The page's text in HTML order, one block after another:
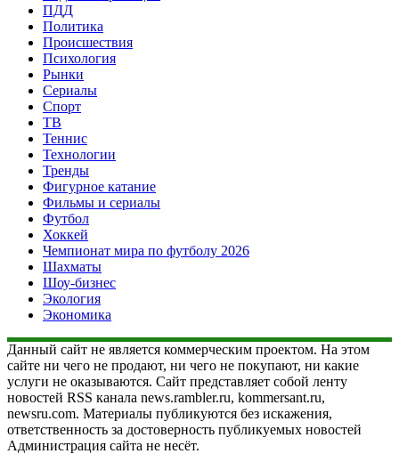
ПДД
Политика
Происшествия
Психология
Рынки
Сериалы
Спорт
ТВ
Теннис
Технологии
Тренды
Фигурное катание
Фильмы и сериалы
Футбол
Хоккей
Чемпионат мира по футболу 2026
Шахматы
Шоу-бизнес
Экология
Экономика
Данный сайт не является коммерческим проектом. На этом
сайте ни чего не продают, ни чего не покупают, ни какие
услуги не оказываются. Сайт представляет собой ленту
новостей RSS канала news.rambler.ru, kommersant.ru,
newsru.com. Материалы публикуются без искажения,
ответственность за достоверность публикуемых новостей
Администрация сайта не несёт.